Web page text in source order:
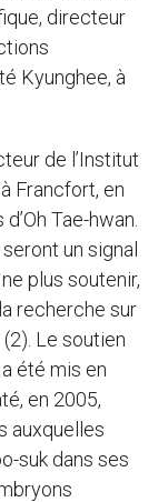
directeur
Kyunghee, à
de l’Institut
Francfort, en
Tae-hwan.
un signal
plus soutenir,
recherche sur
Le soutien
été mis en
en 2005,
auxquelles
suk dans ses